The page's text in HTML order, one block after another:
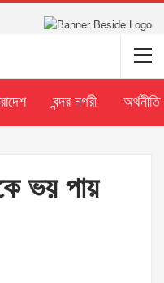
বন্দর নগরী অর্থনীতি
ভয় পায়